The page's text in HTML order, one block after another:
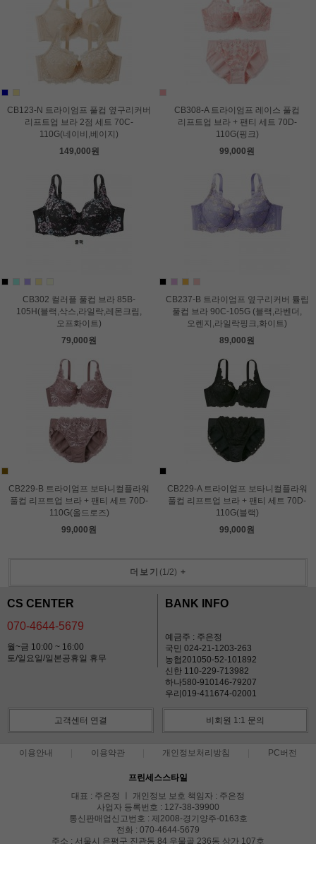
CB123-N 트라이엄프 풀컵 옆구리커버
리프트업 브라 2점 세트 70C-
110G(네이비,베이지)
149,000원
CB308-A 트라이엄프 레이스 풀컵
리프트업 브라 + 팬티 세트 70D-
110G(핑크)
99,000원
CB302 컬러플 풀컵 브라 85B-
105H(블랙,삭스,라일락,레몬크림,
오프화이트)
79,000원
CB237-B 트라이엄프 옆구리커버 튤립
풀컵 브라 90C-105G (블랙,라벤더,
오렌지,라일락핑크,화이트)
89,000원
CB229-B 트라이엄프 보타니컬플라워
풀컵 리프트업 브라 + 팬티 세트 70D-
110G(올드로즈)
99,000원
CB229-A 트라이엄프 보타니컬플라워
풀컵 리프트업 브라 + 팬티 세트 70D-
110G(블랙)
99,000원
더보기 (1/2) +
CS CENTER
070-4644-5679
월~금 10:00 ~ 16:00
토/일요일/일본공휴일 휴무
BANK INFO
예금주 : 주은정
국민 024-21-1203-263
농협201050-52-101892
신한 110-229-713982
하나580-910146-79207
우리019-411674-02001
고객센터 연결 비회원 1:1 문의
이용안내 이용약관 개인정보처리방침 PC버전
프린세스스타일
대표 : 주은정 ㅣ 개인정보 보호 책임자 : 주은정
사업자 등록번호 : 127-38-39900
통신판매업신고번호 : 제2008-경기양주-0163호
전화 : 070-4644-5679
주소 : 서울시 은평구 진관동 84 우물골 236동 상가 107호